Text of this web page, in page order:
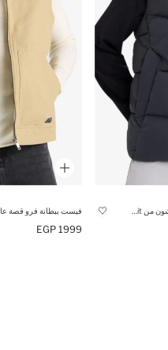
فيست ببطانة فرو قصة
1999 EGP